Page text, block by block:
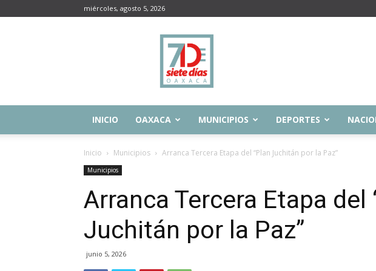
miércoles, agosto 5, 2026
Siete
Días
Oaxaca
INICIO OAXACA MUNICIPIOS DEPORTES
Inicio Municipios Arranca Tercera Etapa del “Plan Juchitán por la Paz”
Municipios
Arranca Tercera Etapa del
Juchitán por la Paz”
junio 5, 2026